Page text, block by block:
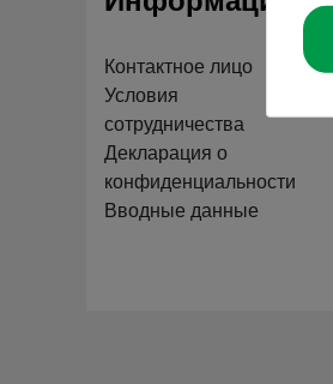
Контактное лицо
Условия
сотрудничества
Декларация о
конфиденциальности
Вводные данные